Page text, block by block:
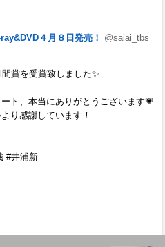
４月８日発売！
@saiai_tbs
賞を受賞致しました✨
ト、本当にありがとうございます💗
り感謝しています！
#井浦新